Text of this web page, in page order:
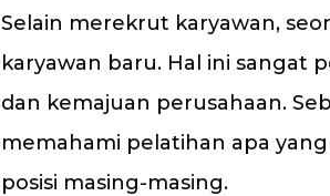
Selain merekrut karyawan,
karyawan baru. Hal ini sangat
dan kemajuan perusahaan.
memahami pelatihan apa
posisi masing-masing.